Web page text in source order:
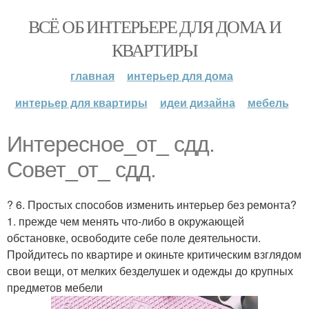
ВСЁ ОБ ИНТЕРЬЕРЕ ДЛЯ ДОМА И
КВАРТИРЫ
главная
интерьер для дома
интерьер для квартиры
идеи дизайна мебель
Интересное_от_ сдд.
Совет_от_ сдд.
? 6. Простых способов изменить интерьер без ремонта?
1. прежде чем менять что-либо в окружающей
обстановке, освободите себе поле деятельности.
Пройдитесь по квартире и окиньте критическим взглядом
свои вещи, от мелких безделушек и одежды до крупных
предметов мебели